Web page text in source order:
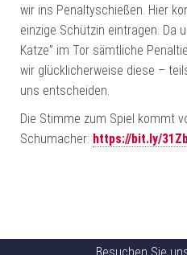
wir ins Penaltyschießen. Hier
einzige Schützin eintragen. Da
Katze” im Tor sämtliche
wir glücklicherweise diese –
uns entscheiden.
Die Stimme zum Spiel kommt
Schumacher: https://bit.ly/